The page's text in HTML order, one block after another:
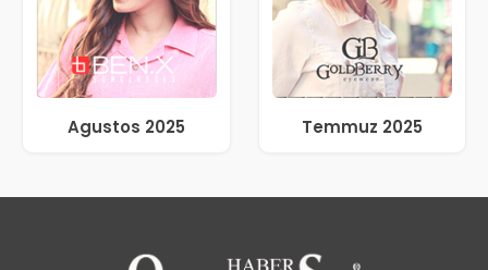
Agustos 2025 Temmuz 2025